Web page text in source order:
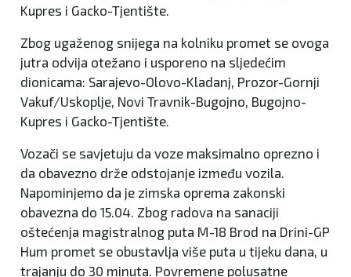
Kupres i Gacko-Tjentište.
Zbog ugaženog snijega na kolniku promet se ovoga
jutra odvija otežano i usporeno na sljedećim
dionicama: Sarajevo-Olovo-Kladanj, Prozor-Gornji
Vakuf/Uskoplje, Novi Travnik-Bugojno, Bugojno-
Kupres i Gacko-Tjentište.
Vozači se savjetuju da voze maksimalno oprezno i
da obavezno drže odstojanje između vozila.
Napominjemo da je zimska oprema zakonski
obavezna do 15.04. Zbog radova na sanaciji
oštećenja magistralnog puta M-18 Brod na Drini-GP
Hum promet se obustavlja više puta u tijeku dana, u
trajanju do 30 minuta. Povremene polusatne